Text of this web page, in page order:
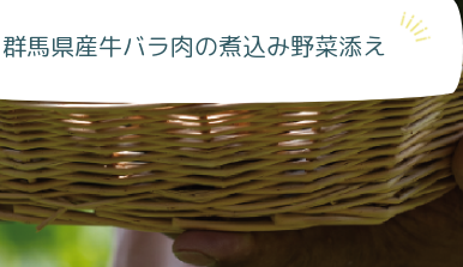
群馬県産牛バラ肉の煮込み野菜添え